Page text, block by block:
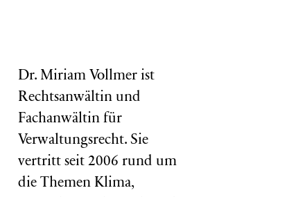
Dr. Miriam Vollmer ist
Rechtsanwältin und
Fachanwältin für
Verwaltungsrecht. Sie
vertritt seit 2006 rund um
die Themen Klima,